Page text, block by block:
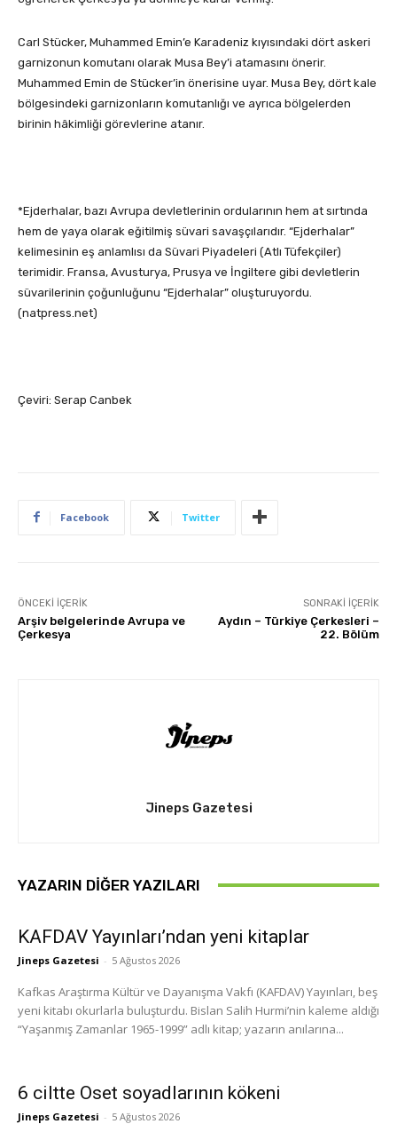
Carl Stücker, Muhammed Emin’e Karadeniz kıyısındaki dört askeri
garnizonun komutanı olarak Musa Bey’i atamasını önerir.
Muhammed Emin de Stücker’in önerisine uyar. Musa Bey, dört kale
bölgesindeki garnizonların komutanlığı ve ayrıca bölgelerden
birinin hâkimliği görevlerine atanır.
*Ejderhalar, bazı Avrupa devletlerinin ordularının hem at sırtında
hem de yaya olarak eğitilmiş süvari savaşçılarıdır. “Ejderhalar”
kelimesinin eş anlamlısı da Süvari Piyadeleri (Atlı Tüfekçiler)
terimidir. Fransa, Avusturya, Prusya ve İngiltere gibi devletlerin
süvarilerinin çoğunluğunu “Ejderhalar” oluşturuyordu.
(natpress.net)
Çeviri: Serap Canbek
Facebook Twitter
ÖNCEKI İÇERIK
Arşiv belgelerinde Avrupa ve
Çerkesya
SONRAKI İÇERIK
Aydın – Türkiye Çerkesleri –
22. Bölüm
Jineps Gazetesi
YAZARIN DIĞER YAZILARI
KAFDAV Yayınları’ndan yeni kitaplar
Jineps Gazetesi - 5 Ağustos 2026
Kafkas Araştırma Kültür ve Dayanışma Vakfı (KAFDAV) Yayınları, beş
yeni kitabı okurlarla buluşturdu. Bislan Salih Hurmi’nin kaleme aldığı
“Yaşanmış Zamanlar 1965-1999” adlı kitap; yazarın anılarına...
6 ciltte Oset soyadlarının kökeni
Jineps Gazetesi - 5 Ağustos 2026